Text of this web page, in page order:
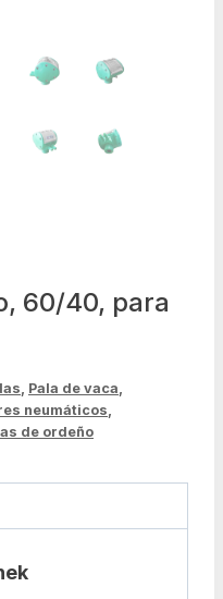
60/40, para
, Pala de vaca,
neumáticos,
de ordeño